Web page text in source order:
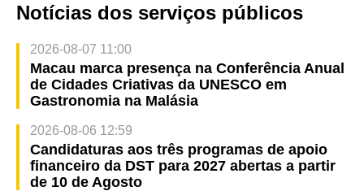
Notícias dos serviços públicos
2026-08-07 11:00
Macau marca presença na Conferência Anual
de Cidades Criativas da UNESCO em
Gastronomia na Malásia
2026-08-06 12:59
Candidaturas aos três programas de apoio
financeiro da DST para 2027 abertas a partir
de 10 de Agosto